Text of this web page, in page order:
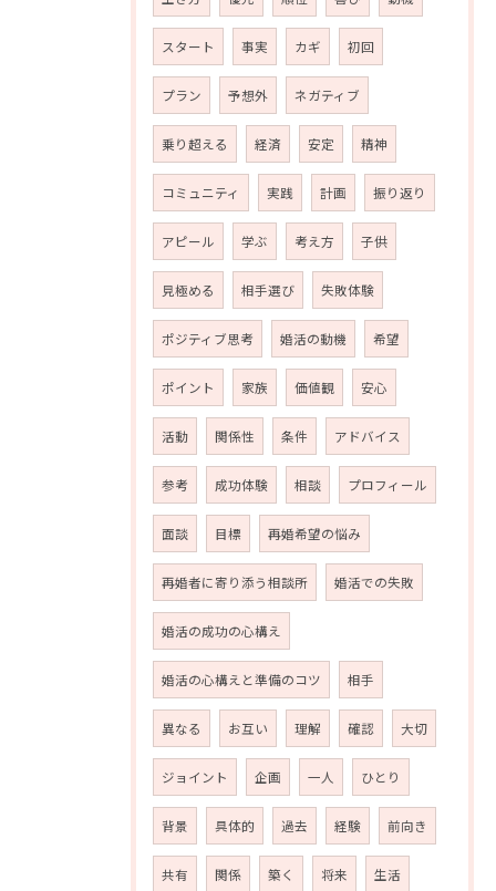
スタート 事実 カギ 初回
プラン 予想外 ネガティブ
乗り超える 経済 安定 精神
コミュニティ 実践 計画 振り返り
アピール 学ぶ 考え方 子供
見極める 相手選び 失敗体験
ポジティブ思考 婚活の動機 希望
ポイント 家族 価値観 安心
活動 関係性 条件 アドバイス
参考 成功体験 相談 プロフィール
面談 目標 再婚希望の悩み
再婚者に寄り添う相談所 婚活での失敗
婚活の成功の心構え
婚活の心構えと準備のコツ 相手
異なる お互い 理解 確認 大切
ジョイント 企画 一人 ひとり
背景 具体的 過去 経験 前向き
共有 関係 築く 将来 生活